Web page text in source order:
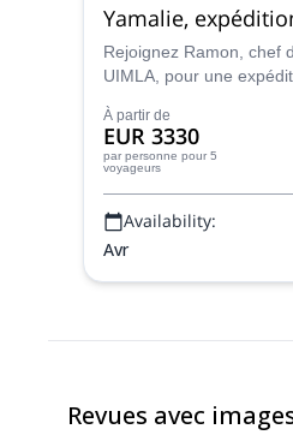
Yamalie,
en Sibérie
Rejoignez Ramon, chef
UIMLA, pour une
Yamalia, en Sibérie.
À partir de
EUR 3330
par personne pour 5
voyageurs
Availability:
Avr
Revues avec